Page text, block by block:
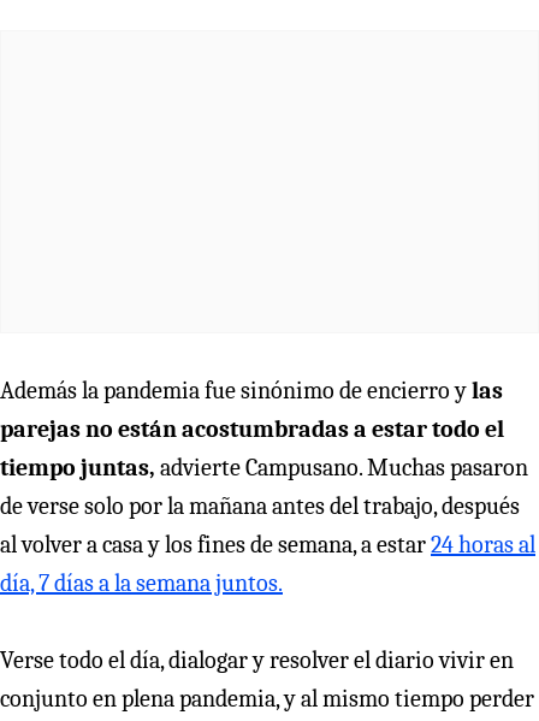
Además la pandemia fue sinónimo de encierro ylas
parejas no están acostumbradasa estar todo el
tiempo juntas, advierte Campusano. Muchas pasaron
de verse solo por la mañana antes del trabajo, después
al volver a casa y los fines de semana, a estar24 horas al
día, 7 días a la semana juntos.
Verse todo el día, dialogar y resolver el diario vivir en
conjunto en plena pandemia, y al mismo tiempo perder